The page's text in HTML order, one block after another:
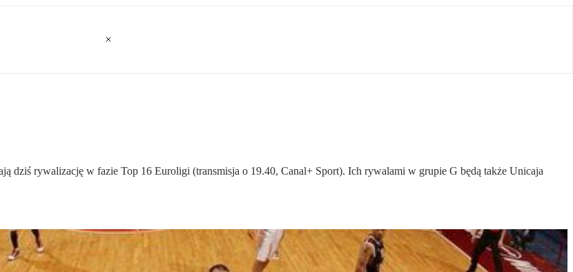
dziś rywalizację w fazie Top 16 Euroligi (transmisja o 19.40, Canal+ Sport). Ich rywalami w grupie G będą także Unicaja